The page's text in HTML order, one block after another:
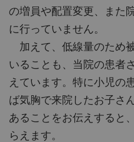
の増員や配置変更、また
に行っていません。
加えて、低線量のため
いることも、当院の患者
えています。特に小児の
ば気胸で来院したお子さ
あることをお伝えすると
らえます。